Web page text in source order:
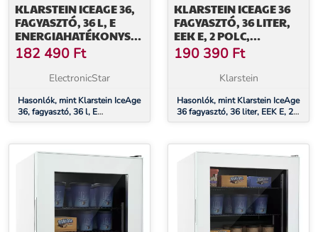
KLARSTEIN ICEAGE 36,
FAGYASZTÓ, 36 L, E
ENERGIAHATÉKONYSÁGI
OSZTÁLY, 2 SZINT,
TERMOSZTÁT, ÜVEG
ELŐLAP
182 490 Ft
ElectronicStar
Hasonlók, mint Klarstein IceAge
36, fagyasztó, 36 l, E
energiahatékonysági osztály, 2
KLARSTEIN ICEAGE 36
FAGYASZTÓ, 36 LITER,
EEK E, 2 POLC,
TERMOSZTÁT, ÜVEG
ELŐLAP
190 390 Ft
Klarstein
Hasonlók, mint Klarstein IceAge
36 fagyasztó, 36 liter, EEK E, 2
polc, termosztát, üveg előlap